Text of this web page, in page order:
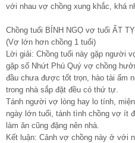
với nhau vợ chồng xung khắc, khá
Chồng tuổi BÍNH NGỌ vợ tuổi ẤT TỴ
(Vợ lớn hơn chồng 1 tuổi)
Lời giải: Chồng tuổi này gặp người
gặp số Nhứt Phú Quý vợ chồng
đầu chưa được tốt trọn, hào tài ấm
trong nhà sắp đặt đều có thứ tự.
Tánh người vợ lòng hay lo tính,
ngày lớn tuổi, tánh tình chồng vợ ít
làm ăn cũng đặng nên nhà.
Kết luận: Cảnh vợ chồng này ở với